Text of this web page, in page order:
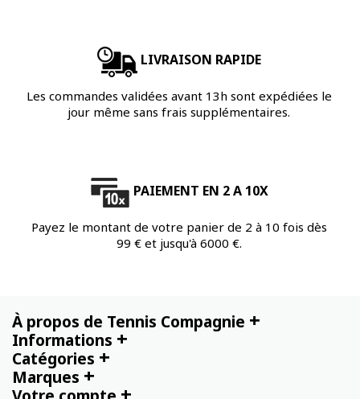
LIVRAISON RAPIDE
Les commandes validées avant 13h sont expédiées le
jour même sans frais supplémentaires.
PAIEMENT EN 2 A 10X
Payez le montant de votre panier de 2 à 10 fois dès
99 € et jusqu'à 6000 €.
À propos de Tennis Compagnie +
Informations +
Catégories +
Marques +
+